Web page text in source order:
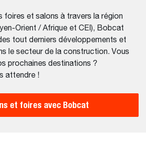
foires et salons à travers la région
Orient / Afrique et CEI), Bobcat
tout derniers développements et
le secteur de la construction. Vous
prochaines destinations ?
attendre !
et foires avec Bobcat